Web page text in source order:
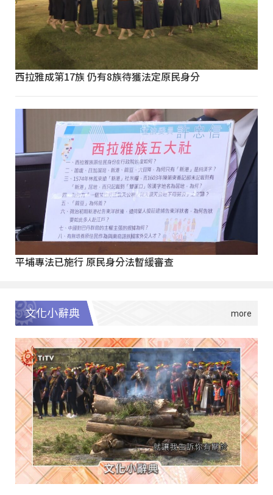
西拉雅成第17族 仍有8族待獲法定原民身分
平埔專法已施行 原民身分法暫緩審查
文化小辭典